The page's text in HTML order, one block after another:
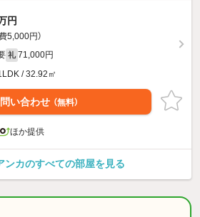
円
5,000円）
礼 71,000円
/ 32.92㎡
い合わせ （無料）
ほか提供
ンカのすべての部屋を見る